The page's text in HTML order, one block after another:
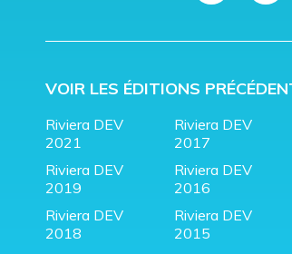
VOIR LES ÉDITIONS
Riviera DEV
2021
Riviera DEV
2019
Riviera DEV
2018
Riviera DEV
2017
Riviera DEV
2016
Riviera DEV
2015